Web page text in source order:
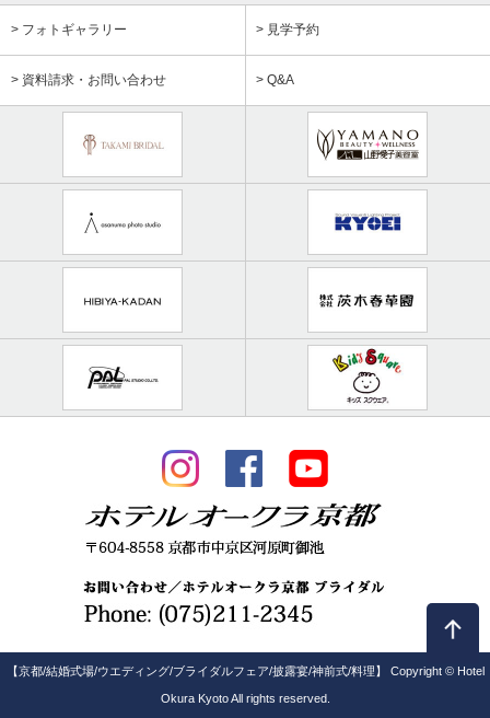
> フォトギャラリー > 見学予約
> 資料請求・お問い合わせ > Q&A
【京都/結婚式場/ウエディング/ブライダルフェア/披露宴/神前式/料理】 Copyright © Hotel
Okura Kyoto All rights reserved.